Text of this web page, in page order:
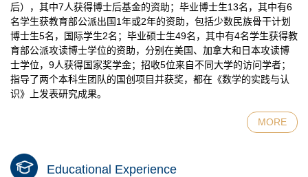
后），其中7人获得博士后基金的资助；毕业博士生13名，其中有6
名学生获教育部公派出国1年或2年的资助，包括少数民族骨干计划
博士生5名，国际学生2名；毕业硕士生49名，其中有4名学生获得教
育部公派攻读博士学位的资助，分别在美国、加拿大和日本攻读博
士学位，9人获得国家奖学金；招收5位来自不同大学的访问学者；
指导了两个本科生团队的国创项目并获奖，都在《数学的实践与认
识》上发表研究成果。
MORE
Educational Experience